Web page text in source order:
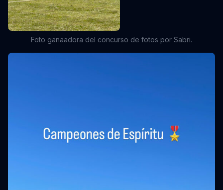
Foto ganaadora del concurso de fotos por Sabri.